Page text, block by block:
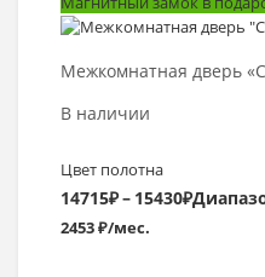
Межкомнатная дверь
В наличии
Цвет полотна
14715₽– 15430₽
2453 ₽/мес.